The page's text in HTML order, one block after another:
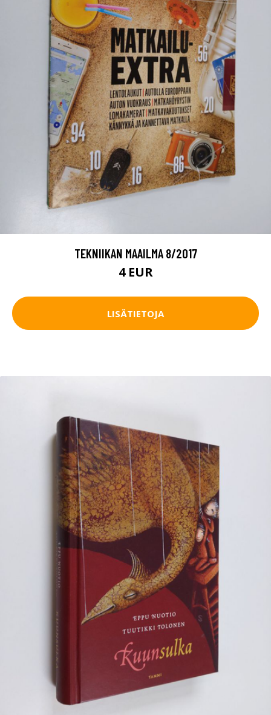
TEKNIIKAN MAAILMA 8/2017
4 EUR
LISÄTIETOJA